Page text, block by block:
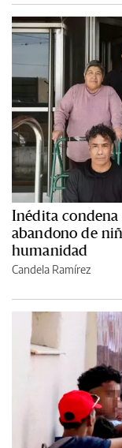
Inédita condena
abandono de
humanidad
Candela Ramírez